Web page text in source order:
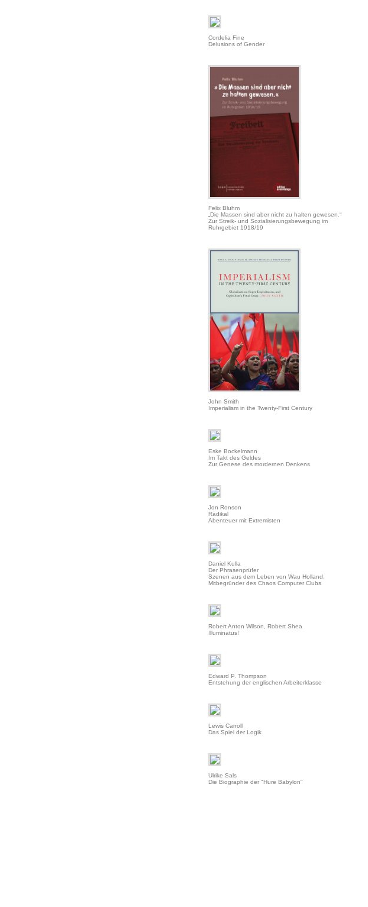
Cordelia Fine
Delusions of Gender
Felix Bluhm
„Die Massen sind aber nicht zu halten gewesen.“
Zur Streik- und Sozialisierungsbewegung im
Ruhrgebiet 1918/19
John Smith
Imperialism in the Twenty-First Century
Eske Bockelmann
Im Takt des Geldes
Zur Genese des mordernen Denkens
Jon Ronson
Radikal
Abenteuer mit Extremisten
Daniel Kulla
Der Phrasenprüfer
Szenen aus dem Leben von Wau Holland,
Mitbegründer des Chaos Computer Clubs
Robert Anton Wilson, Robert Shea
Illuminatus!
Edward P. Thompson
Entstehung der englischen Arbeiterklasse
Lewis Carroll
Das Spiel der Logik
Ulrike Sals
Die Biographie der "Hure Babylon"